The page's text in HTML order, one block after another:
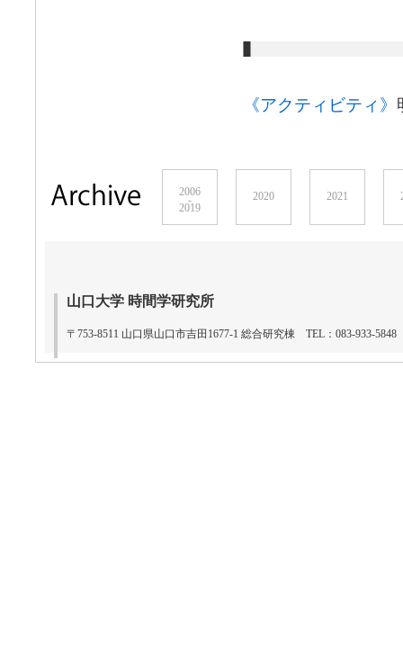
《アクティビティ》
2006
-
2019
2020 2021
山口大学 時間学研究所
〒753-8511 山口県山口市吉田1677-1 総合研究棟 TEL：083-933-5848